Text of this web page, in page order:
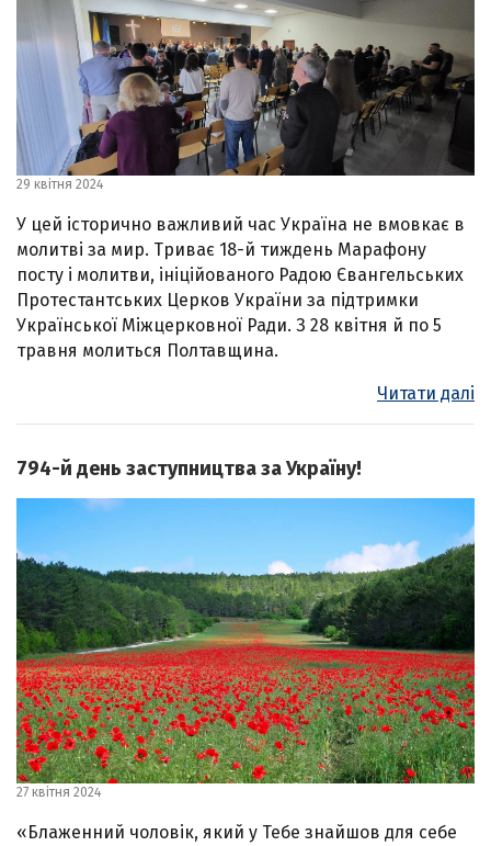
29 квітня 2024
У цей історично важливий час Україна не вмовкає в
молитві за мир. Триває 18-й тиждень Марафону
посту і молитви, ініційованого Радою Євангельських
Протестантських Церков України за підтримки
Української Міжцерковної Ради. З 28 квітня й по 5
травня молиться Полтавщина.
Читати далі
794-й день заступництва за Україну!
27 квітня 2024
«Блаженний чоловік, який у Тебе знайшов для себе